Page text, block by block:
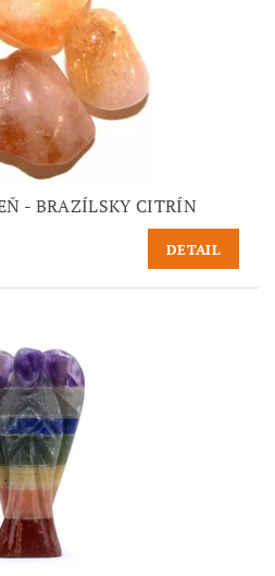
- BRAZÍLSKY CITRÍN
DETAIL